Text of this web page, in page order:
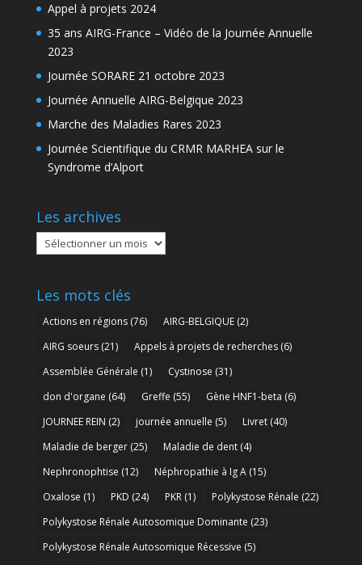
Appel à projets 2024
35 ans AIRG-France – Vidéo de la Journée Annuelle
2023
Journée SORARE 21 octobre 2023
Journée Annuelle AIRG-Belgique 2023
Marche des Maladies Rares 2023
Journée Scientifique du CRMR MARHEA sur le
Syndrome d’Alport
Les archives
Les
archives
Les mots clés
Actions en régions(76) AIRG-BELGIQUE(2)
AIRG soeurs(21) Appels à projets de recherches(6)
Assemblée Générale (1) Cystinose (31)
don d'organe (64) Greffe (55) Gène HNF1-beta (6)
JOURNEE REIN (2) journée annuelle (5) Livret(40)
Maladie de berger(25) Maladie de dent(4)
Nephronophtise (12) Néphropathie à Ig A(15)
Oxalose (1) PKD (24) PKR(1) Polykystose Rénale (22)
Polykystose Rénale Autosomique Dominante (23)
Polykystose Rénale Autosomique Récessive (5)